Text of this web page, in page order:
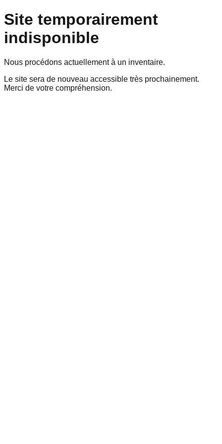
Site temporairement
indisponible
Nous procédons actuellement à un inventaire.
Le site sera de nouveau accessible très prochainement.
Merci de votre compréhension.